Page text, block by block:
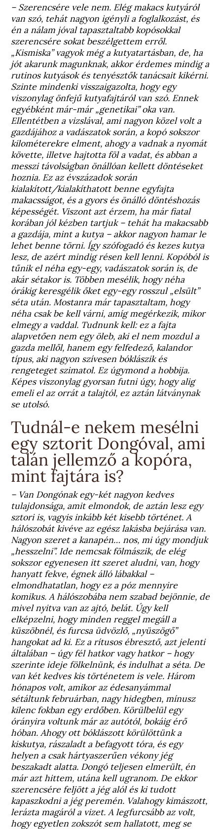
– Szerencsére vele nem. Elég makacs kutyáról
van szó, tehát nagyon igényli a foglalkozást, és
én a nálam jóval tapasztaltabb kopósokkal
szerencsére sokat beszélgettem erről.
„Kismiska” vagyok még a kutyatartásban, de, ha
jót akarunk magunknak, akkor érdemes mindig a
rutinos kutyások és tenyésztők tanácsait kikérni.
Szinte mindenki visszaigazolta, hogy egy
viszonylag önfejű kutyafajtáról van szó. Ennek
egyébként már-már „genetikai” oka van.
Ellentétben a vizslával, ami nagyon közel volt a
gazdájához a vadászatok során, a kopó sokszor
kilométerekre elment, ahogy a vadnak a nyomát
követte, illetve hajtotta föl a vadat, és abban a
messzi távolságban önállóan kellett döntéseket
hoznia. Ez az évszázadok során
kialakított/kialakíthatott benne egyfajta
makacsságot, és a gyors és önálló döntéshozás
képességét. Viszont azt érzem, ha már fiatal
korában jól kézben tartjuk – tehát ha makacsabb
a gazdája, mint a kutya – akkor nagyon hamar le
lehet benne törni. Így szófogadó és kezes kutya
lesz, de azért mindig résen kell lenni. Kopóból is
tűnik el néha egy-egy, vadászatok során is, de
akár sétakor is. Többen mesélik, hogy néha
órákig keresgélik őket egy-egy rosszul „elsült”
séta után. Mostanra már tapasztaltam, hogy
néha csak be kell várni, amíg megérkezik, mikor
elmegy a vaddal. Tudnunk kell: ez a fajta
alapvetően nem egy öleb, aki el nem mozdul a
gazda mellől, hanem egy felfedező, kalandor
típus, aki nagyon szívesen bóklászik és
rengeteget szimatol. Ez úgymond a hobbija.
Képes viszonylag gyorsan futni úgy, hogy alig
emeli el az orrát a talajtól, ez aztán látványnak
se utolsó.
Tudnál-e nekem mesélni
egy sztorit Dongóval, ami
talán jellemző a kopóra,
mint fajtára is?
– Van Dongónak egy-két nagyon kedves
tulajdonsága, amit elmondok, de aztán lesz egy
sztori is, vagyis inkább két kisebb történet. A
hálószobát kivéve az egész lakásba bejárása van.
Nagyon szeret a kanapén… nos, mi úgy mondjuk
„hesszelni”. Ide nemcsak fölmászik, de elég
sokszor egyenesen itt szeret aludni, van, hogy
hanyatt fekve, égnek álló lábakkal –
elmondhatatlan, hogy ez a póz mennyire
komikus. A hálószobába nem szabad bejönnie, de
mivel nyitva van az ajtó, belát. Úgy kell
elképzelni, hogy minden reggel megáll a
küszöbnél, és furcsa üdvözlő, „nyüszögő”
hangokat ad ki. Ez a rítusos ébresztő, azt jelenti
általában – úgy fél hatkor vagy hatkor – hogy
szerinte ideje fölkelnünk, és indulhat a séta. De
van két kedves kis történetem is vele. Három
hónapos volt, amikor az édesanyámmal
sétáltunk februárban, nagy hidegben, mínusz
kilenc fokban egy erdőben. Körülbelül egy
órányira voltunk már az autótól, bokáig érő
hóban. Ahogy ott bóklászott körülöttünk a
kiskutya, rászaladt a befagyott tóra, és egy
helyen a csak hártyaszerűen vékony jég
beszakadt alatta. Dongó teljesen elmerült, én
már azt hittem, utána kell ugranom. De ekkor
szerencsére feljött a jég alól és ki tudott
kapaszkodni a jég peremén. Valahogy kimászott,
lerázta magáról a vizet. A legfurcsább az volt,
hogy egyetlen zokszót sem hallatott, meg se